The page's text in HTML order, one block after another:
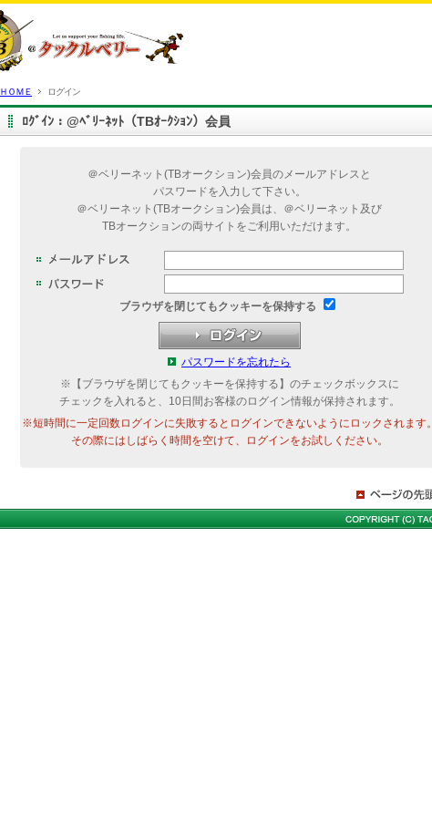
ＨＯＭＥ ログイン
ﾛｸﾞｲﾝ：@ﾍﾞﾘｰﾈｯﾄ（TBｵｰｸｼｮﾝ）会員
＠ベリーネット(TBオークション)会員のメールアドレスと
パスワードを入力して下さい。
＠ベリーネット(TBオークション)会員は、＠ベリーネット及び
TBオークションの両サイトをご利用いただけます。
パスワードを忘れたら
※【ブラウザを閉じてもクッキーを保持する】のチェックボックスに
チェックを入れると、10日間お客様のログイン情報が保持されます。
※短時間に一定回数ログインに失敗するとログインできないようにロックされます。
その際にはしばらく時間を空けて、ログインをお試しください。
ブラウザを閉じてもクッキーを保持する